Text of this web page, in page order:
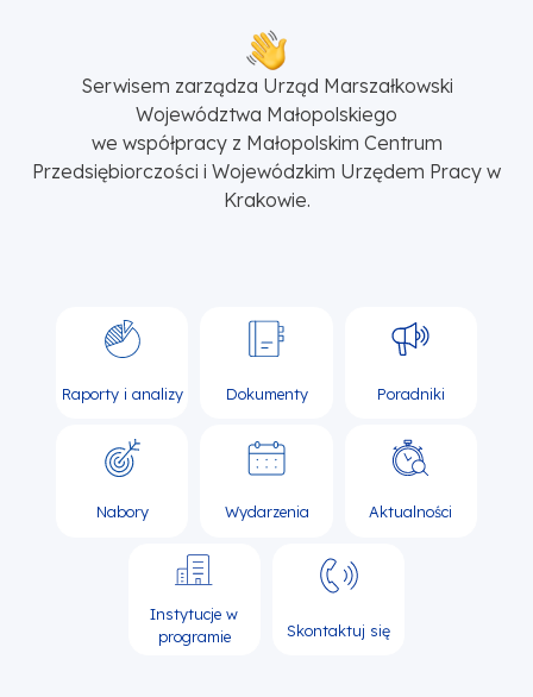
Serwisem zarządza Urząd Marszałkowski
Województwa Małopolskiego
we współpracy z Małopolskim Centrum
Przedsiębiorczości i Wojewódzkim Urzędem Pracy w
Krakowie.
Raporty i analizy Dokumenty Poradniki
Nabory Wydarzenia Aktualności
Instytucje w
programie
Skontaktuj się